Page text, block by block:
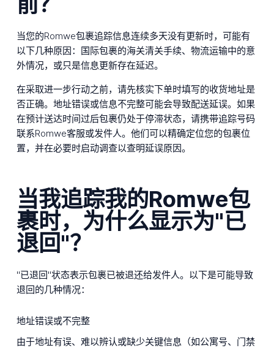
当您的Romwe包裹追踪信息连续多天没有更新时，可能有
以下几种原因：国际包裹的海关清关手续、物流运输中的意
外情况，或只是信息更新存在延迟。
在采取进一步行动之前，请先核实下单时填写的收货地址是
否正确。地址错误或信息不完整可能会导致配送延误。如果
在预计送达时间过后包裹仍处于停滞状态，请携带追踪号码
联系Romwe客服或发件人。他们可以精确定位您的包裹位
置，并在必要时启动调查以查明延误原因。
当我追踪我的Romwe包
裹时，为什么显示为"已
退回"？
"已退回"状态表示包裹已被退还给发件人。以下是可能导致
退回的几种情况：
地址错误或不完整
由于地址有误、难以辨认或缺少关键信息（如公寓号、门禁